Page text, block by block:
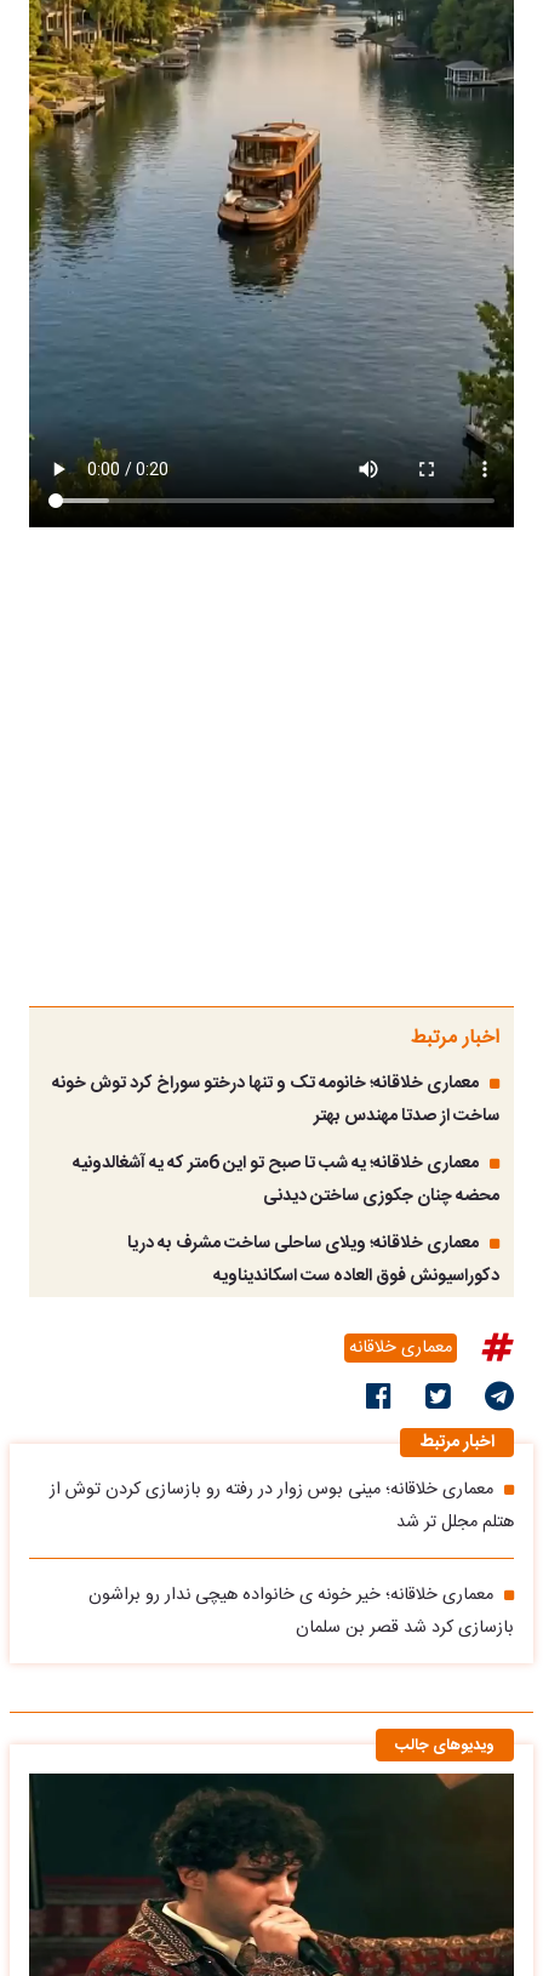
اخبار مرتبط
معماری خلاقانه؛ خانومه تک و تنها درختو سوراخ کرد توش خونه
ساخت از صدتا مهندس بهتر
معماری خلاقانه؛ یه شب تا صبح تو این 6متر که یه آشغالدونیه
محضه چنان جکوزی ساختن دیدنی
معماری خلاقانه؛ ویلای ساحلی ساخت مشرف به دریا
دکوراسیونش فوق العاده ست اسکاندیناویه
معماری خلاقانه
اخبار مرتبط
معماری خلاقانه؛ مینی بوس زوار در رفته رو بازسازی کردن توش از
هتلم مجلل تر شد
معماری خلاقانه؛ خیر خونه ی خانواده هیچی ندار رو براشون
بازسازی کرد شد قصر بن سلمان
ویدیوهای جالب